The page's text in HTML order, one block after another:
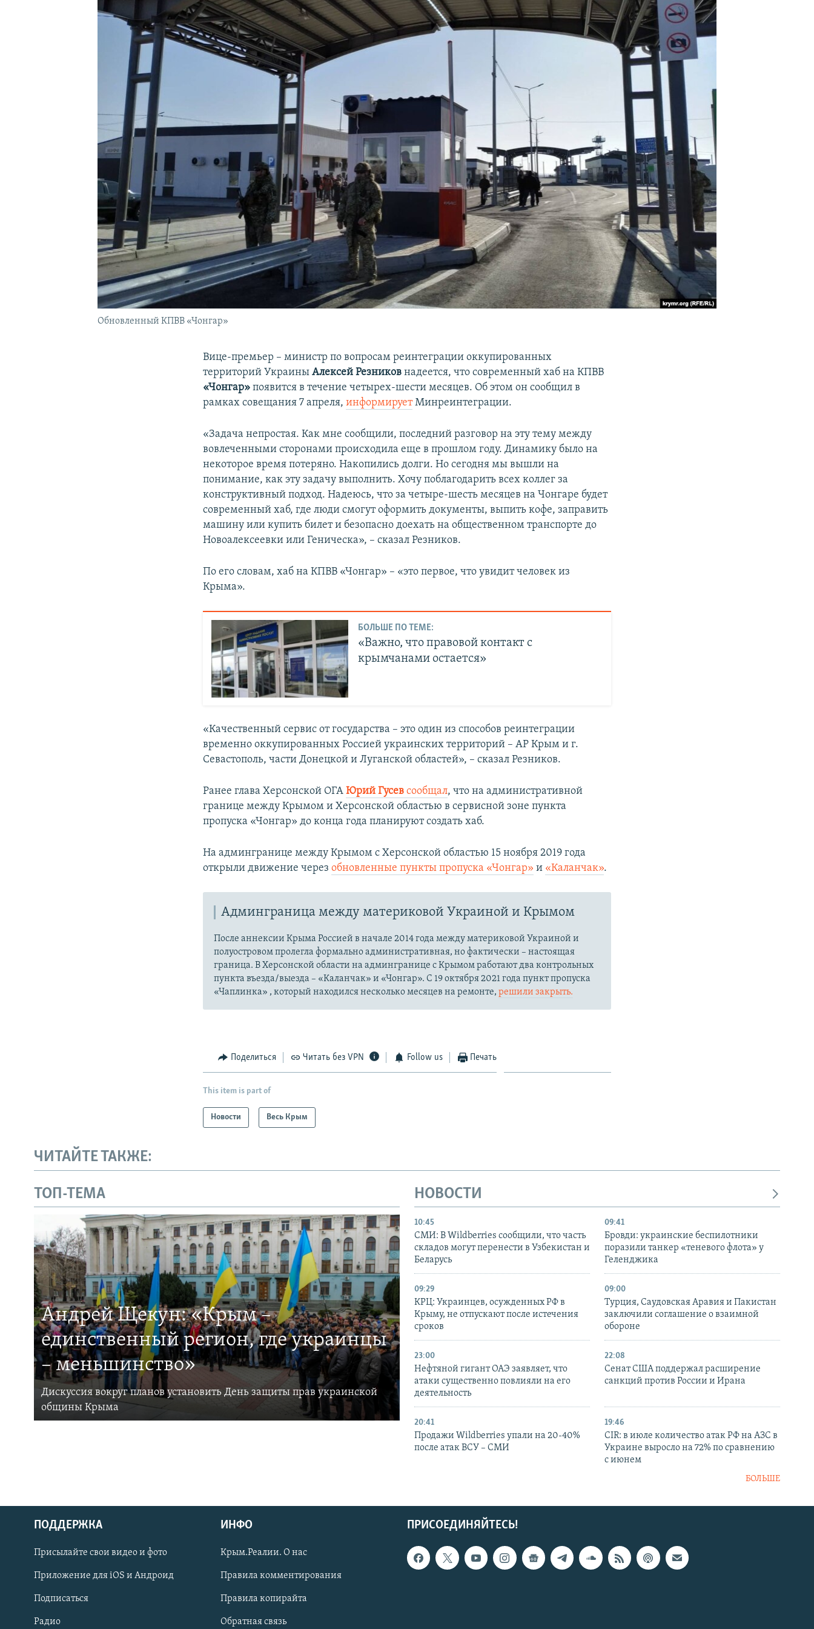
УКРАИНСКАЯ ПРОБЛЕМА КРЫМА
Українською
Qırımtatar
ПРИСОЕДИНЯЙТЕСЬ!
Обновленный КПВВ «Чонгар»
Вице-премьер – министр по вопросам реинтеграции оккупированных
территорий УкраиныАлексей Резников надеется, что современный хаб на КПВВ
«Чонгар» появится в течение четырех-шести месяцев. Об этом он сообщил в
рамках совещания 7 апреля,информируетМинреинтеграции.
«Задача непростая. Как мне сообщили, последний разговор на эту тему между
вовлеченными сторонами происходила еще в прошлом году. Динамику было на
некоторое время потеряно. Накопились долги. Но сегодня мы вышли на
понимание, как эту задачу выполнить. Хочу поблагодарить всех коллег за
конструктивный подход. Надеюсь, что за четыре-шесть месяцев на Чонгаре будет
современный хаб, где люди смогут оформить документы, выпить кофе, заправить
машину или купить билет и безопасно доехать на общественном транспорте до
Новоалексеевки или Геническа», – сказал Резников.
По его словам, хаб на КПВВ «Чонгар» – «это первое, что увидит человек из
Крыма».
БОЛЬШЕ ПО ТЕМЕ:
«Важно, что правовой контакт с
крымчанами остается»
«Качественный сервис от государства – это один из способов реинтеграции
временно оккупированных Россией украинских территорий – АР Крым и г.
Севастополь, части Донецкой и Луганской областей», – сказал Резников.
Ранее глава Херсонской ОГАЮрий Гусев сообщал, что на административной
границе между Крымом и Херсонской областью в сервисной зоне пункта
пропуска «Чонгар» до конца года планируют создать хаб.
На админгранице между Крымом с Херсонской областью 15 ноября 2019 года
открыли движение черезобновленные пункты пропуска «Чонгар» и «Каланчак».​
Админграница между материковой Украиной и Крымом
После аннексии Крыма Россией в начале 2014 года между материковой Украиной и
полуостровом пролегла формально административная, но фактически – настоящая
граница. В Херсонской области на админгранице с Крымом работают два контрольных
пункта въезда/выезда – «Каланчак» и «Чонгар». С 19 октября 2021 года пункт пропуска
«Чаплинка» , который находился несколько месяцев на ремонте,решили закрыть.
Поделиться Читать без VPN Follow us Печать
This item is part of
Новости Весь Крым
ЧИТАЙТЕ ТАКЖЕ:
ТОП-ТЕМА
Андрей Щекун: «Крым –
единственный регион, где украинцы
– меньшинство»
Дискуссия вокруг планов установить День защиты прав украинской
общины Крыма
НОВОСТИ
10:45
СМИ: В Wildberries сообщили, что часть
складов могут перенести в Узбекистан и
Беларусь
09:41
Бровди: украинские беспилотники
поразили танкер «теневого флота» у
Геленджика
09:29
КРЦ: Украинцев, осужденных РФ в
Крыму, не отпускают после истечения
сроков
09:00
Турция, Саудовская Аравия и Пакистан
заключили соглашение о взаимной
обороне
23:00
Нефтяной гигант ОАЭ заявляет, что
атаки существенно повлияли на его
деятельность
22:08
Сенат США поддержал расширение
санкций против России и Ирана
20:41
Продажи Wildberries упали на 20-40%
после атак ВСУ – СМИ
19:46
CIR: в июле количество атак РФ на АЗС в
Украине выросло на 72% по сравнению
с июнем
БОЛЬШЕ
ПРИСОЕДИНЯЙТЕСЬ!
ПОДДЕРЖКА
Присылайте свои видео и фото
Приложение для iOS и Андроид
Подписаться
Радио
ИНФО
Крым.Реалии. О нас
Правила комментирования
Правила копирайта
Обратная связь